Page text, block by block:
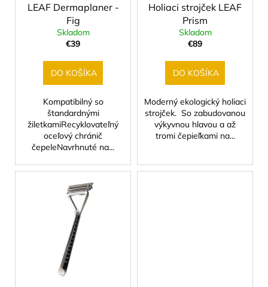
LEAF Dermaplaner -
Fig
Skladom
€39
DO KOŠÍKA
Kompatibilný so
štandardnými
žiletkamiRecyklovateľný
oceľový chránič
čepeleNavrhnuté na...
Holiaci strojček LEAF
Prism
Skladom
€89
DO KOŠÍKA
Moderný ekologický holiaci
strojček. So zabudovanou
výkyvnou hlavou a až
tromi čepieľkami na...
€8,46